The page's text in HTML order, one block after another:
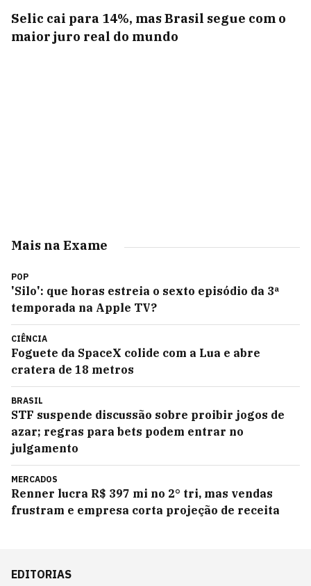
Selic cai para 14%, mas Brasil segue com o
maior juro real do mundo
Mais na Exame
POP
'Silo': que horas estreia o sexto episódio da 3ª
temporada na Apple TV?
CIÊNCIA
Foguete da SpaceX colide com a Lua e abre
cratera de 18 metros
BRASIL
STF suspende discussão sobre proibir jogos de
azar; regras para bets podem entrar no
julgamento
MERCADOS
Renner lucra R$ 397 mi no 2° tri, mas vendas
frustram e empresa corta projeção de receita
EDITORIAS